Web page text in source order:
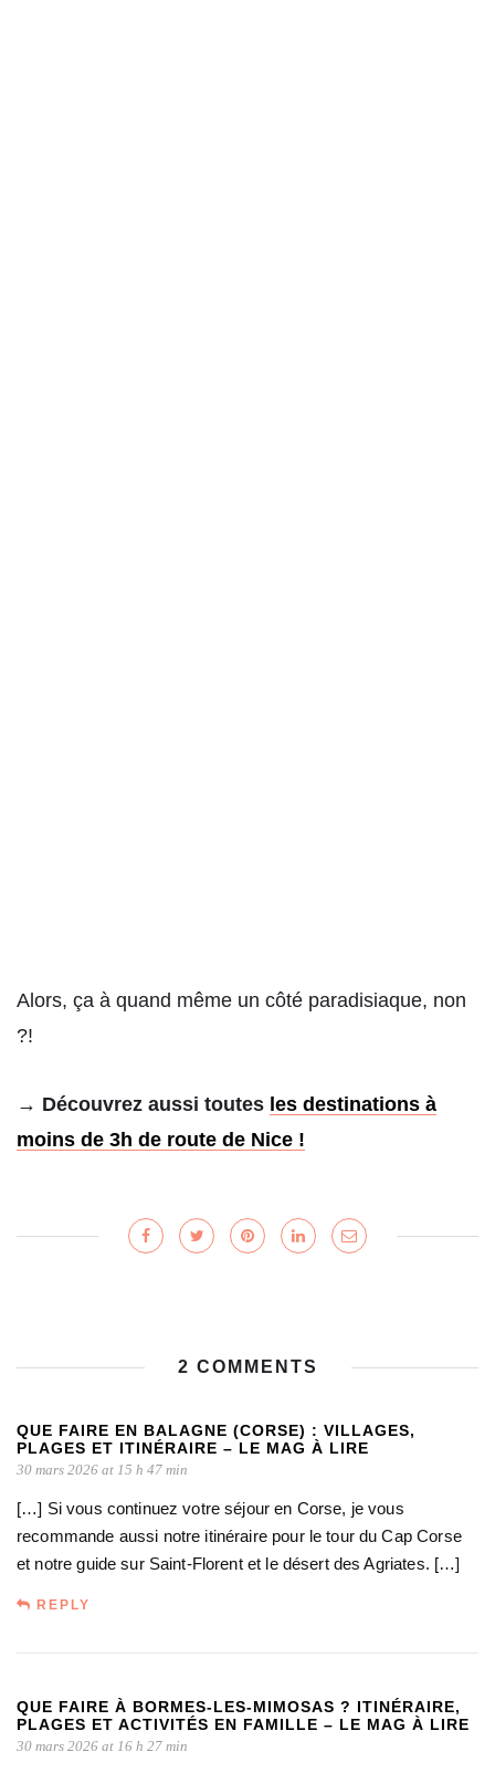
Alors, ça à quand même un côté paradisiaque, non
?!
→ Découvrez aussi toutes les destinations à
moins de 3h de route de Nice !
2 COMMENTS
QUE FAIRE EN BALAGNE (CORSE) : VILLAGES,
PLAGES ET ITINÉRAIRE – LE MAG À LIRE
30 mars 2026 at 15 h 47 min
[…] Si vous continuez votre séjour en Corse, je vous
recommande aussi notre itinéraire pour le tour du Cap Corse
et notre guide sur Saint-Florent et le désert des Agriates. […]
REPLY
QUE FAIRE À BORMES-LES-MIMOSAS ? ITINÉRAIRE,
PLAGES ET ACTIVITÉS EN FAMILLE – LE MAG À LIRE
30 mars 2026 at 16 h 27 min